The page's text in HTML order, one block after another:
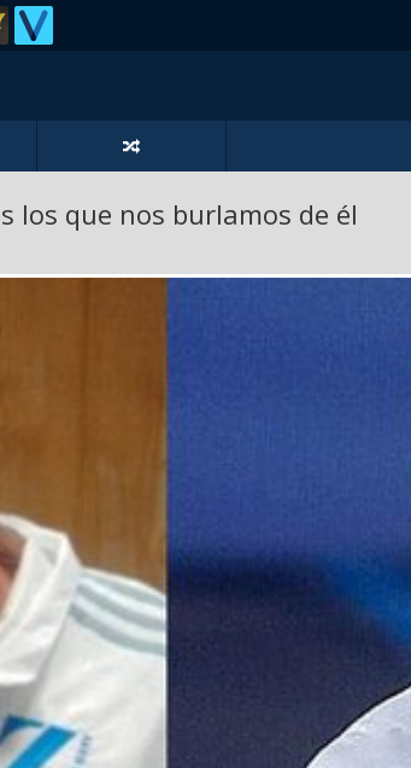
los que nos burlamos de él